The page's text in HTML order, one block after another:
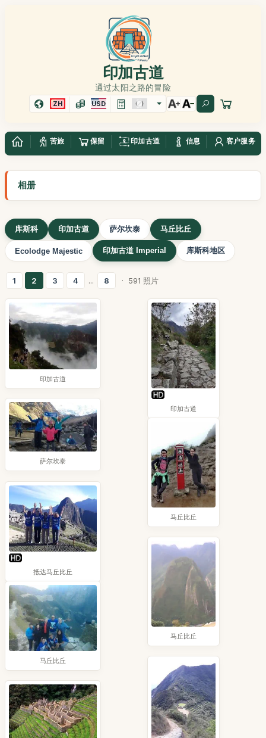
印加古道
通过太阳之路的冒险
ZH USD
苦旅 保留 印加古道 信息 客户服务
相册
库斯科 印加古道 萨尔坎泰 马丘比丘
Ecolodge Majestic 印加古道 Imperial 库斯科地区
1 2 3 4 ... 8 · 591 照片
印加古道
萨尔坎泰
抵达马丘比丘
马丘比丘
印加古道
马丘比丘
马丘比丘